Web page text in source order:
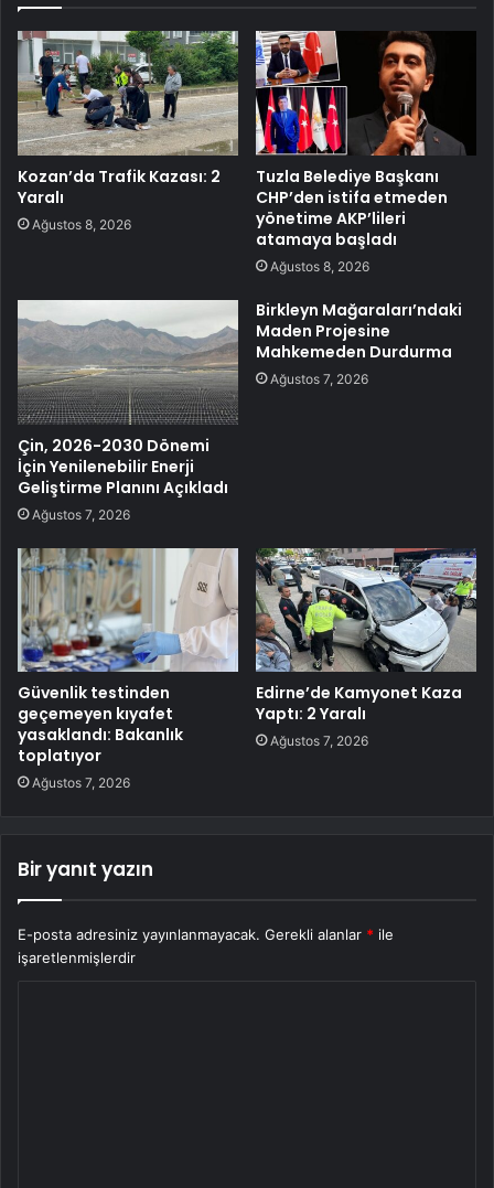
Kozan’da Trafik Kazası: 2
Yaralı
Ağustos 8, 2026
Tuzla Belediye Başkanı
CHP’den istifa etmeden
yönetime AKP’lileri
atamaya başladı
Ağustos 8, 2026
Çin, 2026-2030 Dönemi
İçin Yenilenebilir Enerji
Geliştirme Planını Açıkladı
Ağustos 7, 2026
Birkleyn Mağaraları’ndaki
Maden Projesine
Mahkemeden Durdurma
Ağustos 7, 2026
Güvenlik testinden
geçemeyen kıyafet
yasaklandı: Bakanlık
toplatıyor
Ağustos 7, 2026
Edirne’de Kamyonet Kaza
Yaptı: 2 Yaralı
Ağustos 7, 2026
Bir yanıt yazın
E-posta adresiniz yayınlanmayacak. Gerekli alanlar * ile
işaretlenmişlerdir